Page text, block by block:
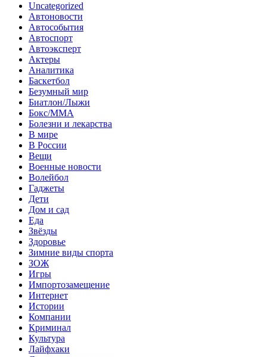
Uncategorized
Автоновости
Автособытия
Автоспорт
Автоэксперт
Актеры
Аналитика
Баскетбол
Безумный мир
Биатлон/Лыжи
Бокс/MMA
Болезни и лекарства
В мире
В России
Вещи
Военные новости
Волейбол
Гаджеты
Дети
Дом и сад
Еда
Звёзды
Здоровье
Зимние виды спорта
ЗОЖ
Игры
Импортозамещение
Интернет
Истории
Компании
Криминал
Культура
Лайфхаки